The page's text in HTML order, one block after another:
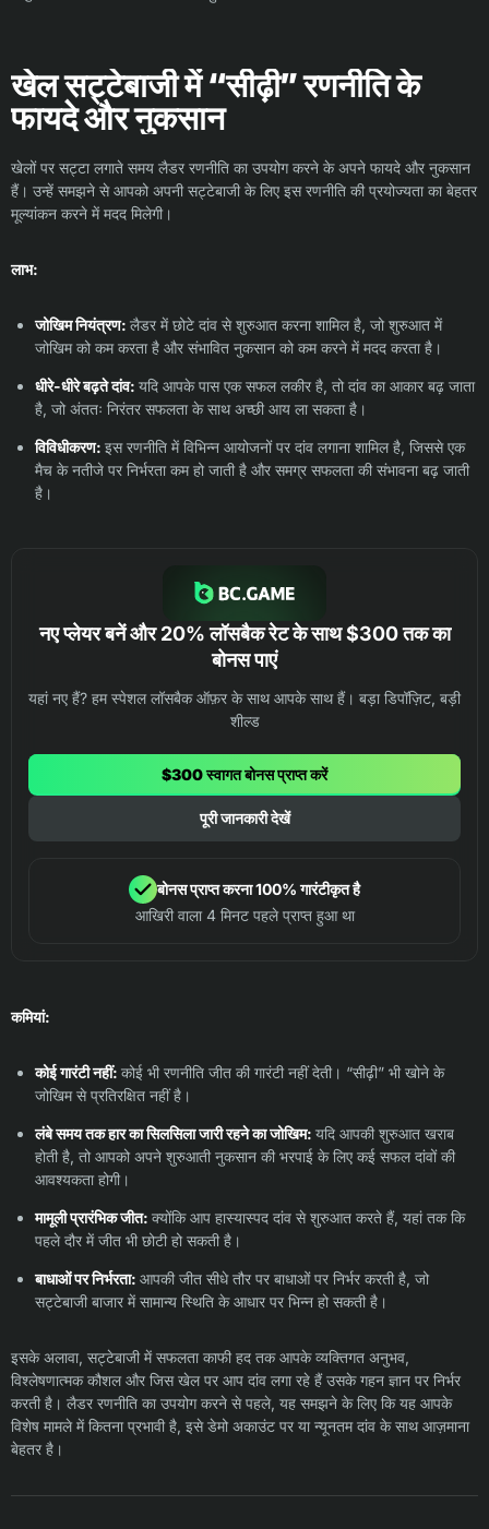
खेल सट्टेबाजी में “सीढ़ी” रणनीति के
फायदे और नुकसान
खेलों पर सट्टा लगाते समय लैडर रणनीति का उपयोग करने के अपने फायदे और नुकसान
हैं। उन्हें समझने से आपको अपनी सट्टेबाजी के लिए इस रणनीति की प्रयोज्यता का बेहतर
मूल्यांकन करने में मदद मिलेगी।
लाभ:
जोखिम नियंत्रण: लैडर में छोटे दांव से शुरुआत करना शामिल है, जो शुरुआत में
जोखिम को कम करता है और संभावित नुकसान को कम करने में मदद करता है।
धीरे-धीरे बढ़ते दांव: यदि आपके पास एक सफल लकीर है, तो दांव का आकार बढ़ जाता
है, जो अंततः निरंतर सफलता के साथ अच्छी आय ला सकता है।
विविधीकरण: इस रणनीति में विभिन्न आयोजनों पर दांव लगाना शामिल है, जिससे एक
मैच के नतीजे पर निर्भरता कम हो जाती है और समग्र सफलता की संभावना बढ़ जाती
है।
नए प्लेयर बनें और 20% लॉसबैक रेट के साथ $300 तक का
बोनस पाएं
यहां नए हैं? हम स्पेशल लॉसबैक ऑफ़र के साथ आपके साथ हैं। बड़ा डिपॉज़िट, बड़ी
शील्ड
$300 स्वागत बोनस प्राप्त करें
पूरी जानकारी देखें
बोनस प्राप्त करना 100% गारंटीकृत है
आखिरी वाला 4 मिनट पहले प्राप्त हुआ था
कमियां:
कोई गारंटी नहीं: कोई भी रणनीति जीत की गारंटी नहीं देती। “सीढ़ी” भी खोने के
जोखिम से प्रतिरक्षित नहीं है।
लंबे समय तक हार का सिलसिला जारी रहने का जोखिम: यदि आपकी शुरुआत खराब
होती है, तो आपको अपने शुरुआती नुकसान की भरपाई के लिए कई सफल दांवों की
आवश्यकता होगी।
मामूली प्रारंभिक जीत: क्योंकि आप हास्यास्पद दांव से शुरुआत करते हैं, यहां तक कि
पहले दौर में जीत भी छोटी हो सकती है।
बाधाओं पर निर्भरता: आपकी जीत सीधे तौर पर बाधाओं पर निर्भर करती है, जो
सट्टेबाजी बाजार में सामान्य स्थिति के आधार पर भिन्न हो सकती है।
इसके अलावा, सट्टेबाजी में सफलता काफी हद तक आपके व्यक्तिगत अनुभव,
विश्लेषणात्मक कौशल और जिस खेल पर आप दांव लगा रहे हैं उसके गहन ज्ञान पर निर्भर
करती है। लैडर रणनीति का उपयोग करने से पहले, यह समझने के लिए कि यह आपके
विशेष मामले में कितना प्रभावी है, इसे डेमो अकाउंट पर या न्यूनतम दांव के साथ आज़माना
बेहतर है।